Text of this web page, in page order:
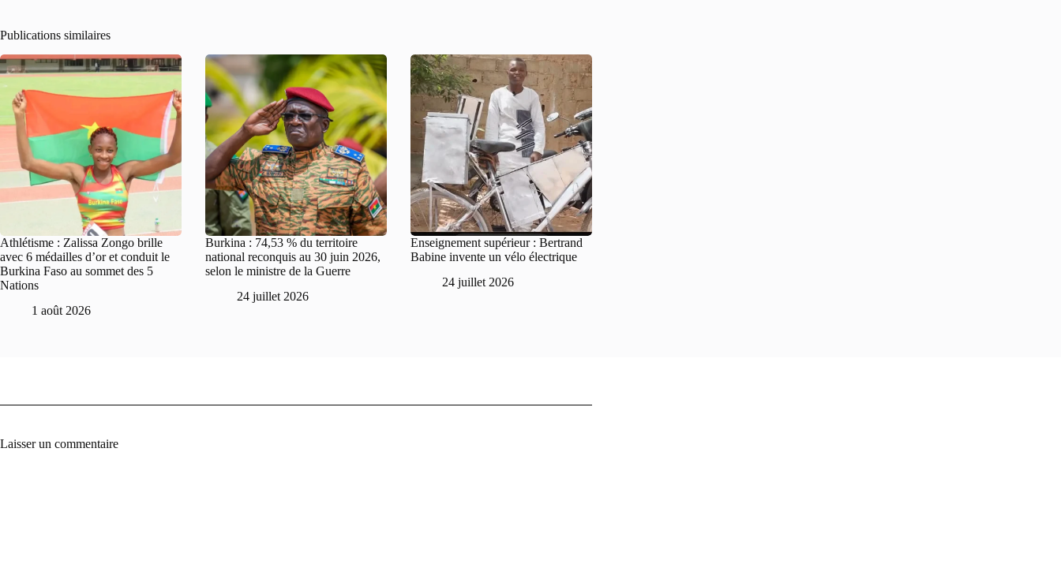
Publications similaires
Athlétisme : Zalissa Zongo brille
avec 6 médailles d’or et conduit le
Burkina Faso au sommet des 5
Nations
1 août 2026
Burkina : 74,53 % du territoire
national reconquis au 30 juin 2026,
selon le ministre de la Guerre
24 juillet 2026
Enseignement supérieur : Bertrand
Babine invente un vélo électrique
24 juillet 2026
Laisser un commentaire